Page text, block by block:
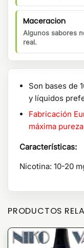
Maceracion
Algunos sabores
real.
Son bases de
y líquidos
Fabricación
máxima
Características:
Nicotina: 10-20
PRODUCTOS